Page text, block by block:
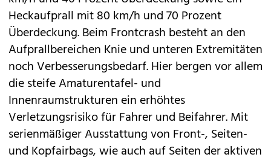
Heckaufprall mit 80 km/h und 70 Prozent
Überdeckung. Beim Frontcrash besteht an den
Aufprallbereichen Knie und unteren Extremitäten
noch Verbesserungsbedarf. Hier bergen vor allem
die steife Amaturentafel- und
Innenraumstrukturen ein erhöhtes
Verletzungsrisiko für Fahrer und Beifahrer. Mit
serienmäßiger Ausstattung von Front-, Seiten-
und Kopfairbags, wie auch auf Seiten der aktiven